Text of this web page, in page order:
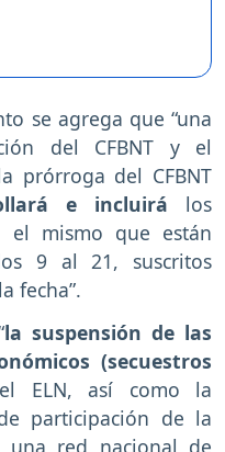
se agrega que “una
del CFBNT y el
prórroga del CFBNT
e incluirá los
el mismo que están
9 al 21, suscritos
fecha”.
la suspensión de las
(secuestros
ELN, así como la
participación de la
una red nacional de